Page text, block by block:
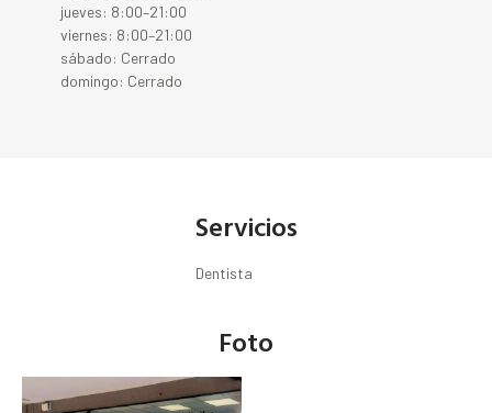
jueves: 8:00–21:00
viernes: 8:00–21:00
sábado: Cerrado
domingo: Cerrado
Servicios
Dentista
Foto